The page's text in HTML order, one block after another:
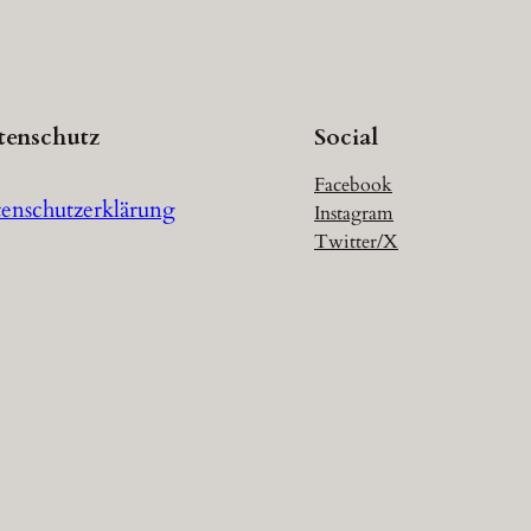
Social
Facebook
Instagram
Twitter/X